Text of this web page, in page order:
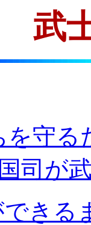
武
を守
司が
きる